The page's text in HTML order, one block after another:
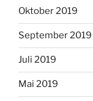
Oktober 2019
September 2019
Juli 2019
Mai 2019